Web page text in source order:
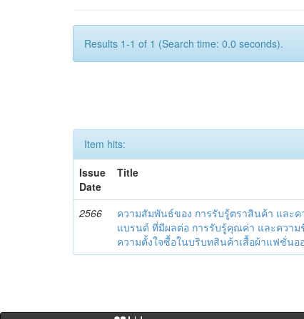
Results 1-1 of 1 (Search time: 0.0 seconds).
Item hits:
Issue
Date
Title
2566
ความสัมพันธ์ของ การรับรู้ตราสินค้า และค
แบรนด์ ที่มีผลต่อ การรับรู้คุณค่า และควา
ความตั้งใจซื้อในบริบทสินค้าเสื้อผ้าแฟชั่นอ